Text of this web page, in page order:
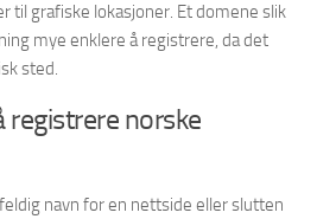
til grafiske lokasjoner. Et domene slik
mye enklere å registrere, da det
sted.
registrere norske
navn for en nettside eller slutten